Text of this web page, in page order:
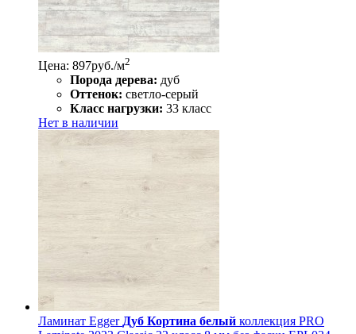
Цена: 897руб./м2
Порода дерева: дуб
Оттенок: светло-серый
Класс нагрузки: 33 класс
Нет в наличии
Ламинат Egger Дуб Кортина белый коллекция PRO